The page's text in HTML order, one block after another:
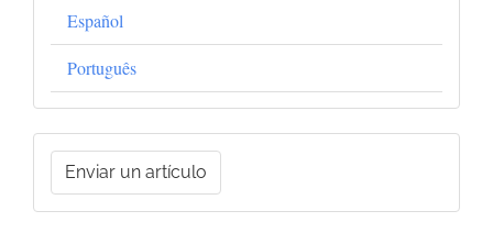
Español
Português
Enviar
unEnviar un artículo